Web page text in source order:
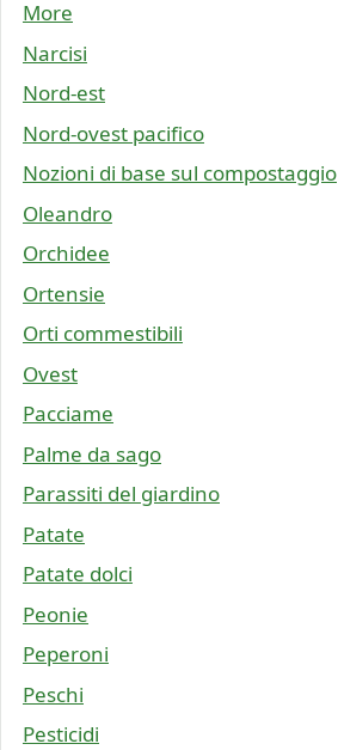
More
Narcisi
Nord-est
Nord-ovest pacifico
Nozioni di base sul compostaggio
Oleandro
Orchidee
Ortensie
Orti commestibili
Ovest
Pacciame
Palme da sago
Parassiti del giardino
Patate
Patate dolci
Peonie
Peperoni
Peschi
Pesticidi